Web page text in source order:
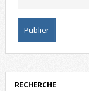
RECHERCHE